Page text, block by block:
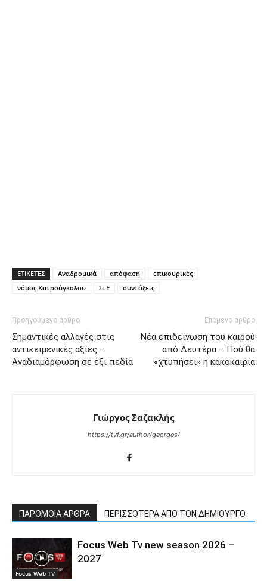
ΕΤΙΚΕΤΕΣ Αναδρομικά απόφαση
επικουρικές
νόμος Κατρούγκαλου
ΣτΕ συντάξεις
Προηγούμενο άρθρο
Σημαντικές αλλαγές στις
αντικειμενικές αξίες –
Αναδιαμόρφωση σε έξι πεδία
Επόμενο άρθρο
Νέα επιδείνωση του καιρού
από Δευτέρα – Πού θα
«χτυπήσει» η κακοκαιρία
Γιώργος Σαζακλής
https://tvf.gr/author/georges/
ΠΑΡΟΜΟΙΑ ΑΡΘΡΑ ΠΕΡΙΣΣΟΤΕΡΑ ΑΠΟ ΤΟΝ ΔΗΜΙΟΥΡΓΟ
Focus Web TV
Focus Web Tv new season 2026 –
2027